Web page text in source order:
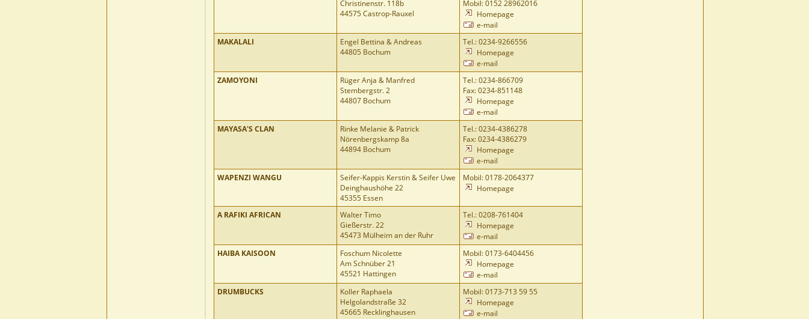
Christinenstr. 118b
44575 Castrop-Rauxel
Mobil: 0152 28962016
Homepage
e-mail
MAKALALI
Engel Bettina & Andreas
44805 Bochum
Tel.: 0234-9266556
Homepage
e-mail
ZAMOYONI
Rüger Anja & Manfred
Stembergstr. 2
44807 Bochum
Tel.: 0234-866709
Fax: 0234-851148
Homepage
e-mail
MAYASA'S CLAN
Rinke Melanie & Patrick
Nörenbergskamp 8a
44894 Bochum
Tel.: 0234-4386278
Fax: 0234-4386279
Homepage
e-mail
WAPENZI WANGU
Seifer-Kappis Kerstin & Seifer Uwe
Deinghaushöhe 22
45355 Essen
Mobil: 0178-2064377
Homepage
A RAFIKI AFRICAN
Walter Timo
Gießerstr. 22
45473 Mülheim an der Ruhr
Tel.: 0208-761404
Homepage
e-mail
HAIBA KAISOON
Foschum Nicolette
Am Schnüber 21
45521 Hattingen
Mobil: 0173-6404456
Homepage
e-mail
DRUMBUCKS
Koller Raphaela
Helgolandstraße 32
45665 Recklinghausen
Mobil: 0173-713 59 55
Homepage
e-mail